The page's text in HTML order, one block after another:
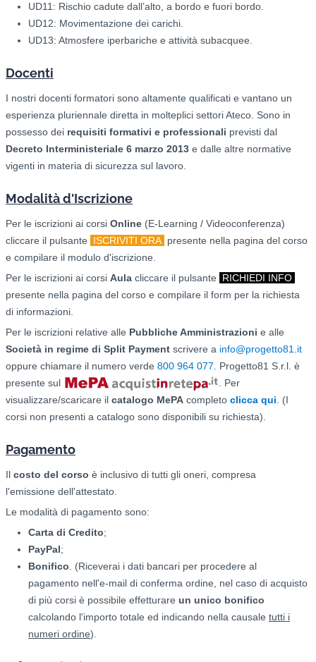
UD11: Rischio cadute dall’alto, a bordo e fuori bordo.
UD12: Movimentazione dei carichi.
UD13: Atmosfere iperbariche e attività subacquee.
Docenti
I nostri docenti formatori sono altamente qualificati e vantano un
esperienza pluriennale diretta in molteplici settori Ateco. Sono in
possesso dei requisiti formativi e professionali previsti dal
Decreto Interministeriale 6 marzo 2013 e dalle altre normative
vigenti in materia di sicurezza sul lavoro.
Modalità d'Iscrizione
Per le iscrizioni ai corsi Online (E-Learning / Videoconferenza)
cliccare il pulsante
ISCRIVITI ORA presente nella pagina del corso
e compilare il modulo d'iscrizione.
Per le iscrizioni ai corsi Aula cliccare il pulsante
RICHIEDI INFO
presente nella pagina del corso e compilare il form per la richiesta
di informazioni.
Per le iscrizioni relative alle Pubbliche Amministrazioni e alle
Società in regime di Split Payment scrivere a info@progetto81.it
oppure chiamare il numero verde 800 964 077. Progetto81 S.r.l. è
presente sul
. Per
visualizzare/scaricare il catalogo MePA completo clicca qui. (I
corsi non presenti a catalogo sono disponibili su richiesta).
Pagamento
Il costo del corso è inclusivo di tutti gli oneri, compresa
l'emissione dell'attestato.
Le modalità di pagamento sono:
Carta di Credito;
PayPal;
Bonifico. (Riceverai i dati bancari per procedere al
pagamento nell'e-mail di conferma ordine, nel caso di acquisto
di più corsi è possibile effetturare un unico bonifico
calcolando l'importo totale ed indicando nella causale tutti i
numeri ordine).